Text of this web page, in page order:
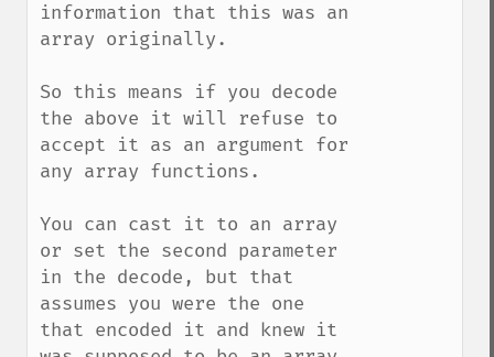
information that this was an
array originally.
So this means if you decode
the above it will refuse to
accept it as an argument for
any array functions.
You can cast it to an array
or set the second parameter
in the decode, but that
assumes you were the one
that encoded it and knew it